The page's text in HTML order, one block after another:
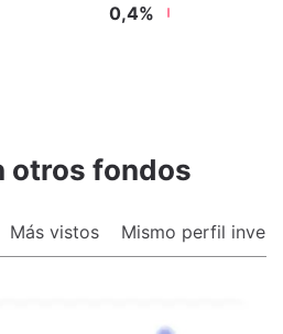
0,4%
otros fondos
Más vistos Mismo perfil